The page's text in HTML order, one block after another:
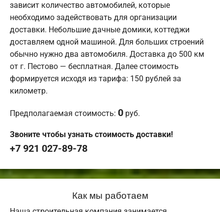
зависит количество автомобилей, которые
необходимо задействовать для организации
доставки. Небольшие дачные домики, коттеджи
доставляем одной машиной. Для больших строений
обычно нужно два автомобиля. Доставка до 500 км
от г. Пестово — бесплатная. Далее стоимость
формируется исходя из тарифа: 150 рублей за
километр.
Предполагаемая стоимость: 0 руб.
Звоните чтобы узнать стоимость доставки!
+7 921 027-89-78
Как мы работаем